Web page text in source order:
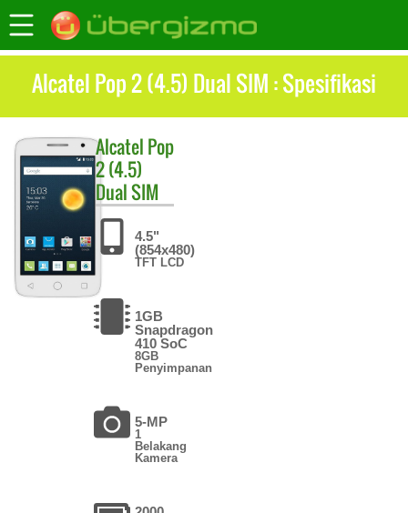
Alcatel Pop 2 (4.5) Dual SIM : Spesifikasi
Alcatel Pop
2 (4.5)
Dual SIM
4.5"
(854x480)
TFT LCD
1GB
Snapdragon
410 SoC
8GB
Penyimpanan
5-MP
1
Belakang
Kamera